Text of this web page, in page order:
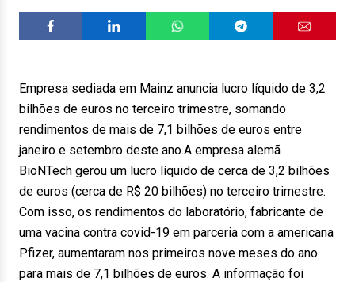
Empresa sediada em Mainz anuncia lucro líquido de 3,2
bilhões de euros no terceiro trimestre, somando
rendimentos de mais de 7,1 bilhões de euros entre
janeiro e setembro deste ano.A empresa alemã
BioNTech gerou um lucro líquido de cerca de 3,2 bilhões
de euros (cerca de R$ 20 bilhões) no terceiro trimestre.
Com isso, os rendimentos do laboratório, fabricante de
uma vacina contra covid-19 em parceria com a americana
Pfizer, aumentaram nos primeiros nove meses do ano
para mais de 7,1 bilhões de euros. A informação foi